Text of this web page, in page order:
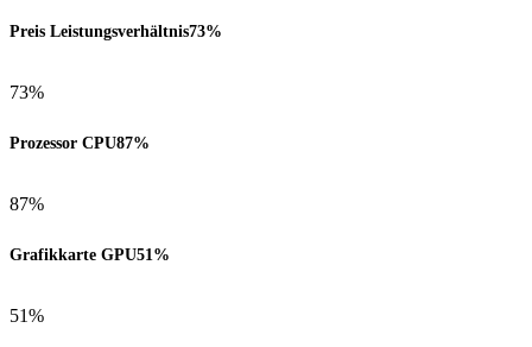
Preis Leistungsverhältnis73%
73%
Prozessor CPU87%
87%
Grafikkarte GPU51%
51%